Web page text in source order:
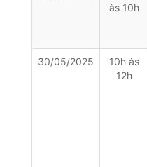
às 10h
30/05/2025
10h às
12h